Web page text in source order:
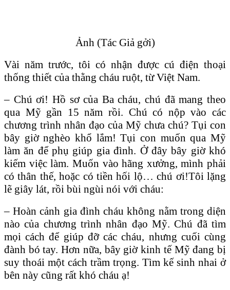
Ảnh (Tác Giả gởi)
Vài năm trước, tôi có nhận được cú điện thoại
thống thiết của thằng cháu ruột, từ Việt Nam.
– Chú ơi! Hồ sơ của Ba cháu, chú đã mang theo
qua Mỹ gần 15 năm rồi. Chú có nộp vào các
chương trình nhân đạo của Mỹ chưa chú? Tụi con
bây giờ nghèo khổ lắm! Tụi con muốn qua Mỹ
làm ăn để phụ giúp gia đình. Ở đây bây giờ khó
kiếm việc làm. Muốn vào hãng xưởng, mình phải
có thân thế, hoặc có tiền hối lộ… chú ơi!Tôi lặng
lẽ giây lát, rồi bùi ngùi nói với cháu:
– Hoàn cảnh gia đình cháu không nằm trong diện
nào của chương trình nhân đạo Mỹ. Chú đã tìm
mọi cách để giúp đỡ các cháu, nhưng cuối cùng
đành bó tay. Hơn nữa, bây giờ kinh tế Mỹ đang bị
suy thoái một cách trầm trọng. Tìm kế sinh nhai ở
bên này cũng rất khó cháu ạ!